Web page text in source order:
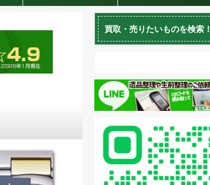
買取・売りたいものを検索！